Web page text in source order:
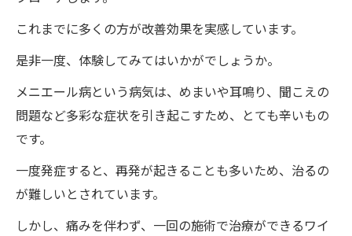
これまでに多くの方が改善効果を実感しています。
是非一度、体験してみてはいかがでしょうか。
メニエール病という病気は、めまいや耳鳴り、聞こえの
問題など多彩な症状を引き起こすため、とても辛いもの
です。
一度発症すると、再発が起きることも多いため、治るの
が難しいとされています。
しかし、痛みを伴わず、一回の施術で治療ができるワイ